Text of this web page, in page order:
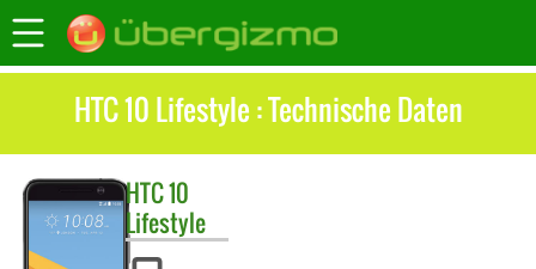
HTC 10 Lifestyle : Technische Daten
HTC10
Lifestyle